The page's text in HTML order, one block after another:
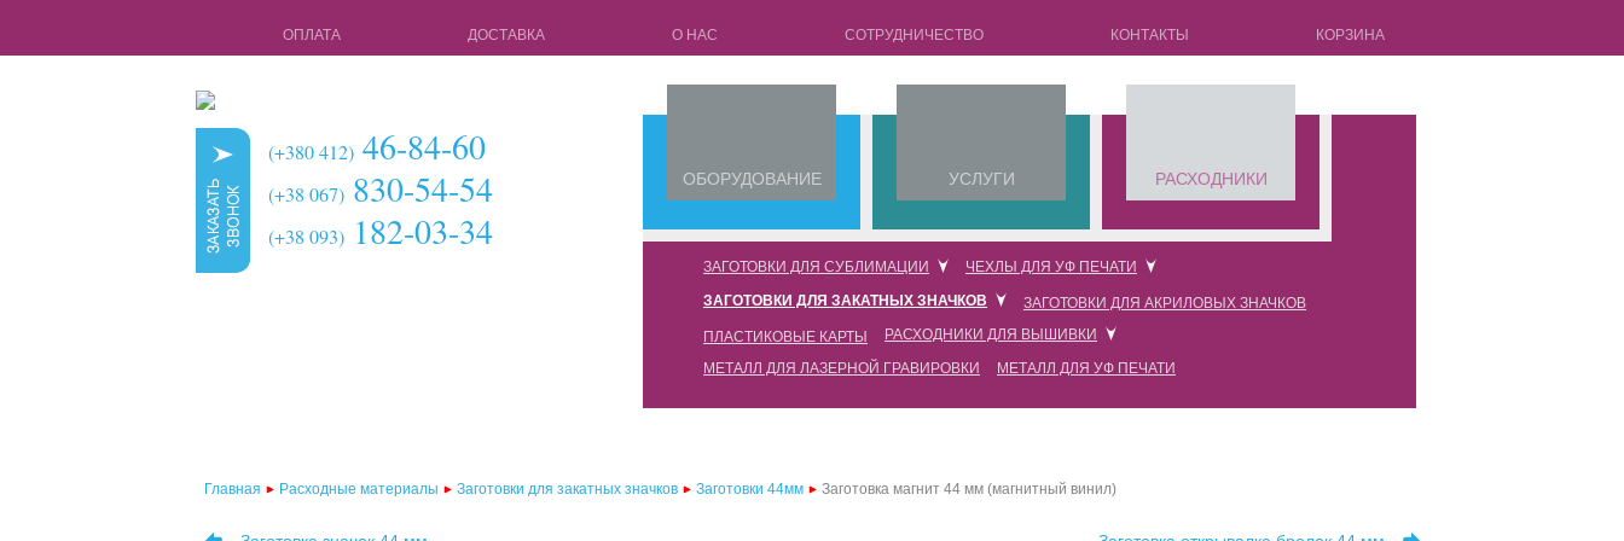
ОПЛАТА ДОСТАВКА О НАС СОТРУДНИЧЕСТВО КОНТАКТЫ КОРЗИНА
(+380 412) 46-84-60
(+38 067) 830-54-54
(+38 093) 182-03-34
ОБОРУДОВАНИЕ УСЛУГИ РАСХОДНИКИ
ЗАГОТОВКИ ДЛЯ СУБЛИМАЦИИ
чехлы для 2d сублимации силиконовые (tpu) с металлической пластиной
ЧЕХЛЫ ДЛЯ УФ ПЕЧАТИ
чехлы для уф печати силиконовые прозрачные
чехлы для уф печати силиконовые черные
чехлы для уф печати силиконовые белые
ЗАГОТОВКИ ДЛЯ ЗАКАТНЫХ ЗНАЧКОВ
заготовки 25мм
ЗАГОТОВКИ ДЛЯ АКРИЛОВЫХ ЗНАЧКОВ
ПЛАСТИКОВЫЕ КАРТЫ
РАСХОДНИКИ ДЛЯ ВЫШИВКИ
МЕТАЛЛ ДЛЯ ЛАЗЕРНОЙ ГРАВИРОВКИ МЕТАЛЛ ДЛЯ УФ ПЕЧАТИ
Главная Расходные материалы Заготовки для закатных значков Заготовки 44мм Заготовка магнит 44 мм (магнитный винил)